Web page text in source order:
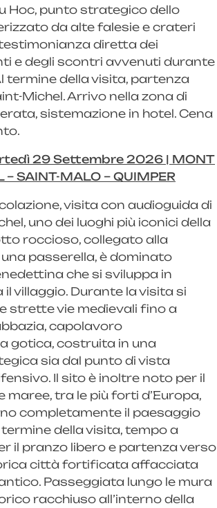
Hoc, punto strategico dello
da alte falesie e crateri
diretta dei
e degli scontri avvenuti durante
termine della visita, partenza
Michel. Arrivo nella zona di
sistemazione in hotel. Cena
29 Settembre 2026 | MONT
– SAINT-MALO – QUIMPER
visita con audioguida di
uno dei luoghi più iconici della
roccioso, collegato alla
passerella, è dominato
che si sviluppa in
villaggio. Durante la visita si
strette vie medievali fino a
capolavoro
gotica, costruita in una
sia dal punto di vista
Il sito è inoltre noto per il
maree, tra le più forti d’Europa,
completamente il paesaggio
della visita, tempo a
il pranzo libero e partenza verso
città fortificata affacciata
Passeggiata lungo le mura
racchiuso all’interno della